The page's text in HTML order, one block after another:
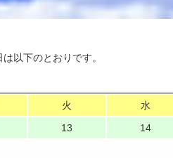
以下のとおりです。
火 水
13 14